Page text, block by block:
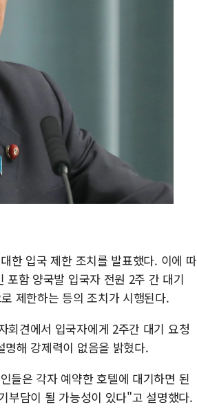
한 입국 제한 조치를 발표했다. 이에 따
함 양국발 입국자 전원 2주 간 대기
제한하는 등의 조치가 시행된다.
견에서 입국자에게 2주간 대기 요청
해 강제력이 없음을 밝혔다.
들은 각자 예약한 호텔에 대기하면 된
부담이 될 가능성이 있다"고 설명했다.